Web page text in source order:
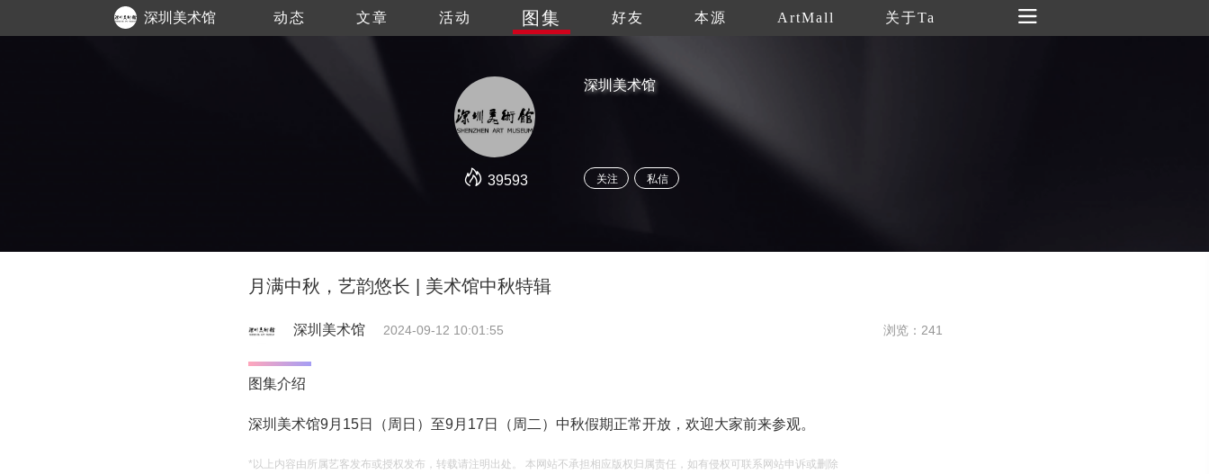
深圳美术馆 动态 文章 活动 图集 好友 本源 ArtMall 关于Ta
39593
深圳美术馆
关注 私信
月满中秋，艺韵悠长 | 美术馆中秋特辑
深圳美术馆 2024-09-12 10:01:55 浏览：241
图集介绍
深圳美术馆9月15日（周日）至9月17日（周二）中秋假期正常开放，欢迎大家前来参观。
*以上内容由所属艺客发布或授权发布，转载请注明出处。 本网站不承担相应版权归属责任，如有侵权可联系网站申诉或删除